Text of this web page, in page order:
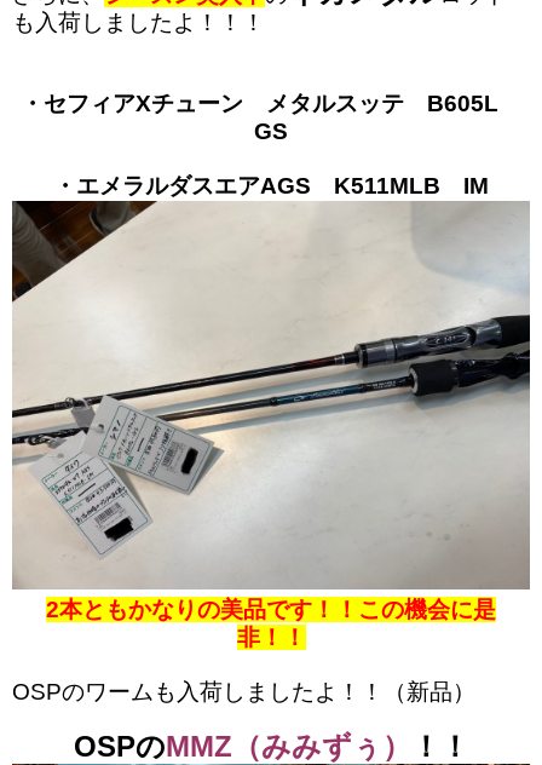
も入荷しましたよ！！！
・セフィアXチューン メタルスッテ B605L
GS
・エメラルダスエアAGS K511MLB IM
2本ともかなりの美品です！！この機会に是
非！！
OSPのワームも入荷しましたよ！！（新品）
OSPのMMZ（みみずぅ） ！！